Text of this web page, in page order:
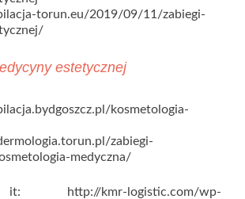
torun.eu/2019/09/11/zabiegi-
estetycznej
kosmetologia-
zabiegi-
medyczna/
http://kmr-logistic.com/wp-